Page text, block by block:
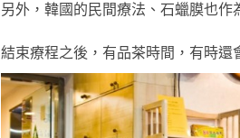
另外，韓國的民間療法、石蠟膜也作
結束療程之後，有品茶時間，有時